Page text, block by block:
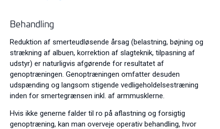
Behandling
Reduktion af smerteudløsende årsag (belastning, bøjning og
strækning af albuen, korrektion af slagteknik, tilpasning af
udstyr) er naturligvis afgørende for resultatet af
genoptræningen. Genoptræningen omfatter desuden
udspænding og langsom stigende vedligeholdelsestræning
inden for smertegrænsen inkl. af armmusklerne.
Hvis ikke generne falder til ro på aflastning og forsigtig
genoptræning, kan man overveje operativ behandling, hvor